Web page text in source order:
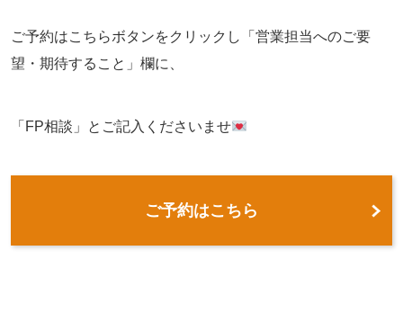
ご予約はこちらボタンをクリックし「営業担当へのご要
望・期待すること」欄に、
「FP相談」とご記入くださいませ
ご予約はこちら